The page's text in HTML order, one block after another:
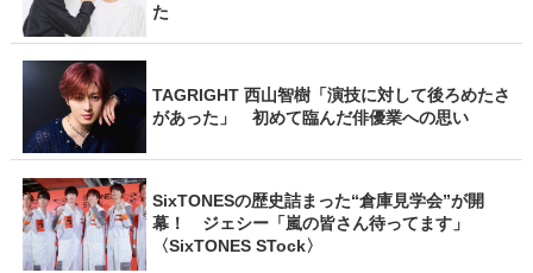
た
TAGRIGHT 西山智樹「演技に対して後ろめたさ
があった」 初めて臨んだ俳優業への思い
SixTONESの歴史詰まった“倉庫見学会”が開
幕！ ジェシー「嵐の皆さん待ってます」
〈SixTONES STock〉